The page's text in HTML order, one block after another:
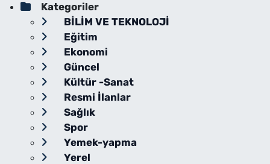
Kategoriler
BİLİM VE TEKNOLOJİ
Eğitim
Ekonomi
Güncel
Kültür -Sanat
Resmi İlanlar
Sağlık
Spor
Yemek-yapma
Yerel